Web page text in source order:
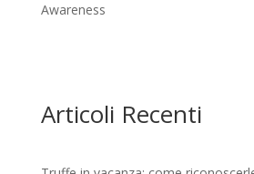
Awareness
Articoli Recenti